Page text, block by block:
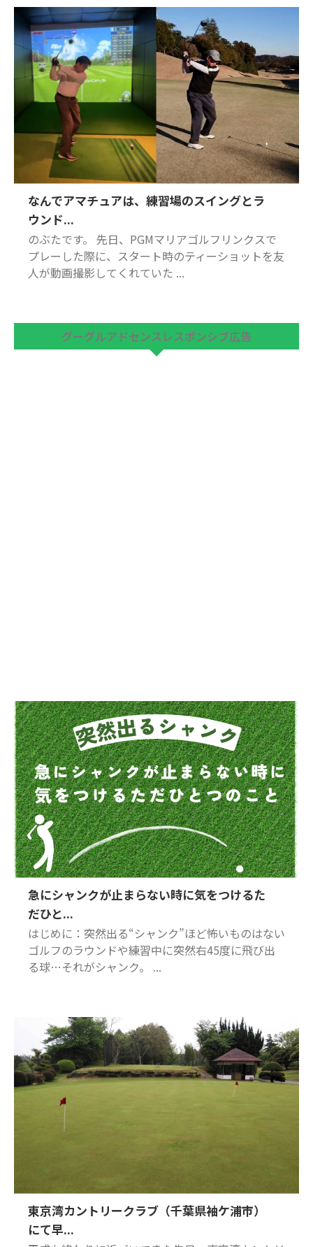
なんでアマチュアは、練習場のスイングとラ
ウンド...
のぶたです。 先日、PGMマリアゴルフリンクスで
プレーした際に、スタート時のティーショットを友
人が動画撮影してくれていた ...
グーグルアドセンスレスポンシブ広告
急にシャンクが止まらない時に気をつけるた
だひと...
はじめに：突然出る“シャンク”ほど怖いものはない
ゴルフのラウンドや練習中に突然右45度に飛び出
る球…それがシャンク。 ...
東京湾カントリークラブ（千葉県袖ケ浦市）
にて早...